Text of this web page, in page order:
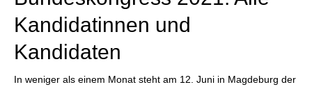
Kandidatinnen und
Kandidaten
In weniger als einem Monat steht am 12. Juni in Magdeburg der